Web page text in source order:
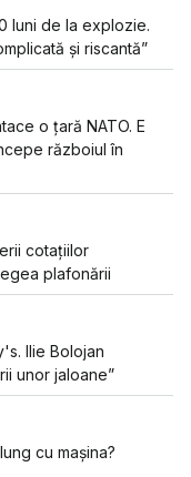
luni de la explozie.
și riscantă”
o țară NATO. E
războiul în
cotațiilor
plafonării
Ilie Bolojan
unor jaloane”
cu mașina?